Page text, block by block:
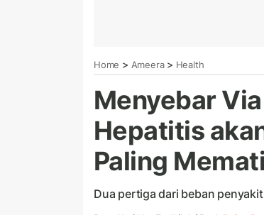
Home > Ameera> Health
Menyebar
Hepatitis
Paling
Dua pertiga dari beban